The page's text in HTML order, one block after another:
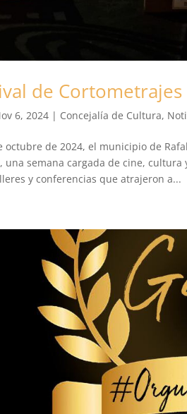
de Cortometrajes
6, 2024 | Concejalía de Cultura,
octubre de 2024, el municipio de
una semana cargada de cine,
y conferencias que atrajeron a...